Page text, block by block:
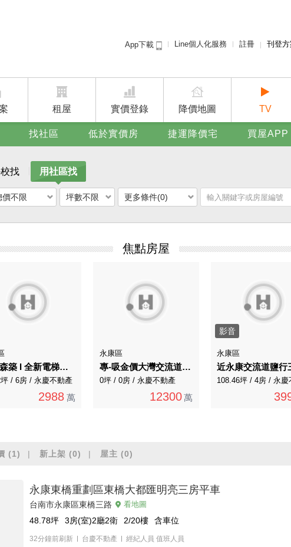
App下載 Line個人化服務 註冊 刊登
賣屋刊登
廣告刊登
租屋 實價登錄 降價地圖 TV
找社區 低於實價房 捷運降價宅 買屋APP
找 用社區找
價不限 坪數不限 更多條件(0)
焦點房屋
永康森築 I 全新電梯日式風格高質感雙車墅釋出A
/ 6房 / 永慶不動產
2988 萬
永康區
專-吸金價大灣交流道大灣市中心金蛋黃商業區建地
0坪 / 0房 / 永慶不動產
12300 萬
影音
永康區
(1) 新上架 (0) 屋主 (0)
永康東橋重劃區東橋大都匯明亮三房平車
台南市永康區東橋三路 看地圖
48.78坪 3房(室)2廳2衛 2/20樓 含車位
32分鐘前刷新 台慶不動產 經紀人員 值班人員